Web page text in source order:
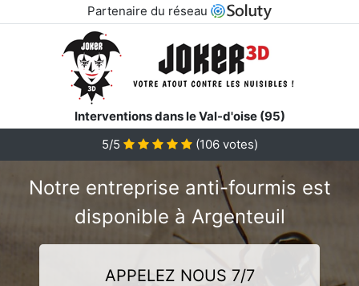
Partenaire du réseau
Interventions dans le Val-d'oise (95)
5/5
(106votes)
Notre entreprise anti-fourmis est
disponible à Argenteuil
APPELEZ NOUS 7/7